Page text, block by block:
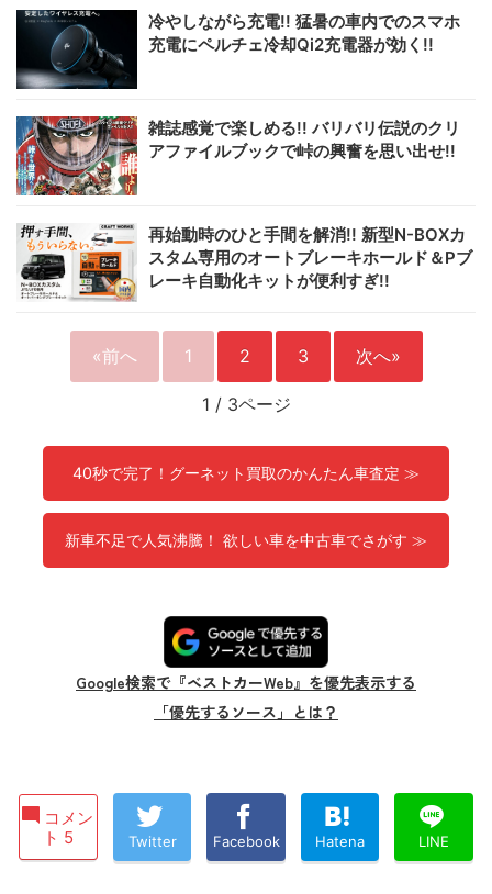
冷やしながら充電!! 猛暑の車内でのスマホ
充電にペルチェ冷却Qi2充電器が効く!!
雑誌感覚で楽しめる!! バリバリ伝説のクリ
アファイルブックで峠の興奮を思い出せ!!
再始動時のひと手間を解消!! 新型N-BOXカ
スタム専用のオートブレーキホールド＆Pブ
レーキ自動化キットが便利すぎ!!
«前へ 1 2 3 次へ»
1 / 3ページ
40秒で完了！グーネット買取のかんたん車査定 ≫
新車不足で人気沸騰！ 欲しい車を中古車でさがす ≫
Google検索で『ベストカーWeb』を優先表示する
「優先するソース」とは？
コメン
ト 5
Twitter Facebook Hatena LINE